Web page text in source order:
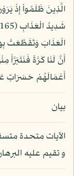
الَّذِينَ ظَلَمُواْ إِذْ
أَنَّ لَنَا كَرَّةً فَنَتَبَرَّأَ
أَعْمَالَهُمْ حَسَرَاتٍ
بيان
الآيات متحدة
و تقيم عليه